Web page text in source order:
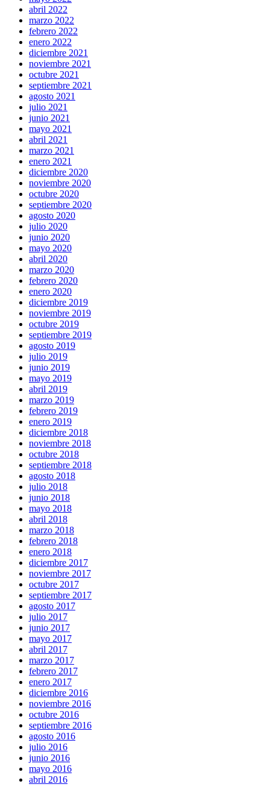
abril 2022
marzo 2022
febrero 2022
enero 2022
diciembre 2021
noviembre 2021
octubre 2021
septiembre 2021
agosto 2021
julio 2021
junio 2021
mayo 2021
abril 2021
marzo 2021
enero 2021
diciembre 2020
noviembre 2020
octubre 2020
septiembre 2020
agosto 2020
julio 2020
junio 2020
mayo 2020
abril 2020
marzo 2020
febrero 2020
enero 2020
diciembre 2019
noviembre 2019
octubre 2019
septiembre 2019
agosto 2019
julio 2019
junio 2019
mayo 2019
abril 2019
marzo 2019
febrero 2019
enero 2019
diciembre 2018
noviembre 2018
octubre 2018
septiembre 2018
agosto 2018
julio 2018
junio 2018
mayo 2018
abril 2018
marzo 2018
febrero 2018
enero 2018
diciembre 2017
noviembre 2017
octubre 2017
septiembre 2017
agosto 2017
julio 2017
junio 2017
mayo 2017
abril 2017
marzo 2017
febrero 2017
enero 2017
diciembre 2016
noviembre 2016
octubre 2016
septiembre 2016
agosto 2016
julio 2016
junio 2016
mayo 2016
abril 2016